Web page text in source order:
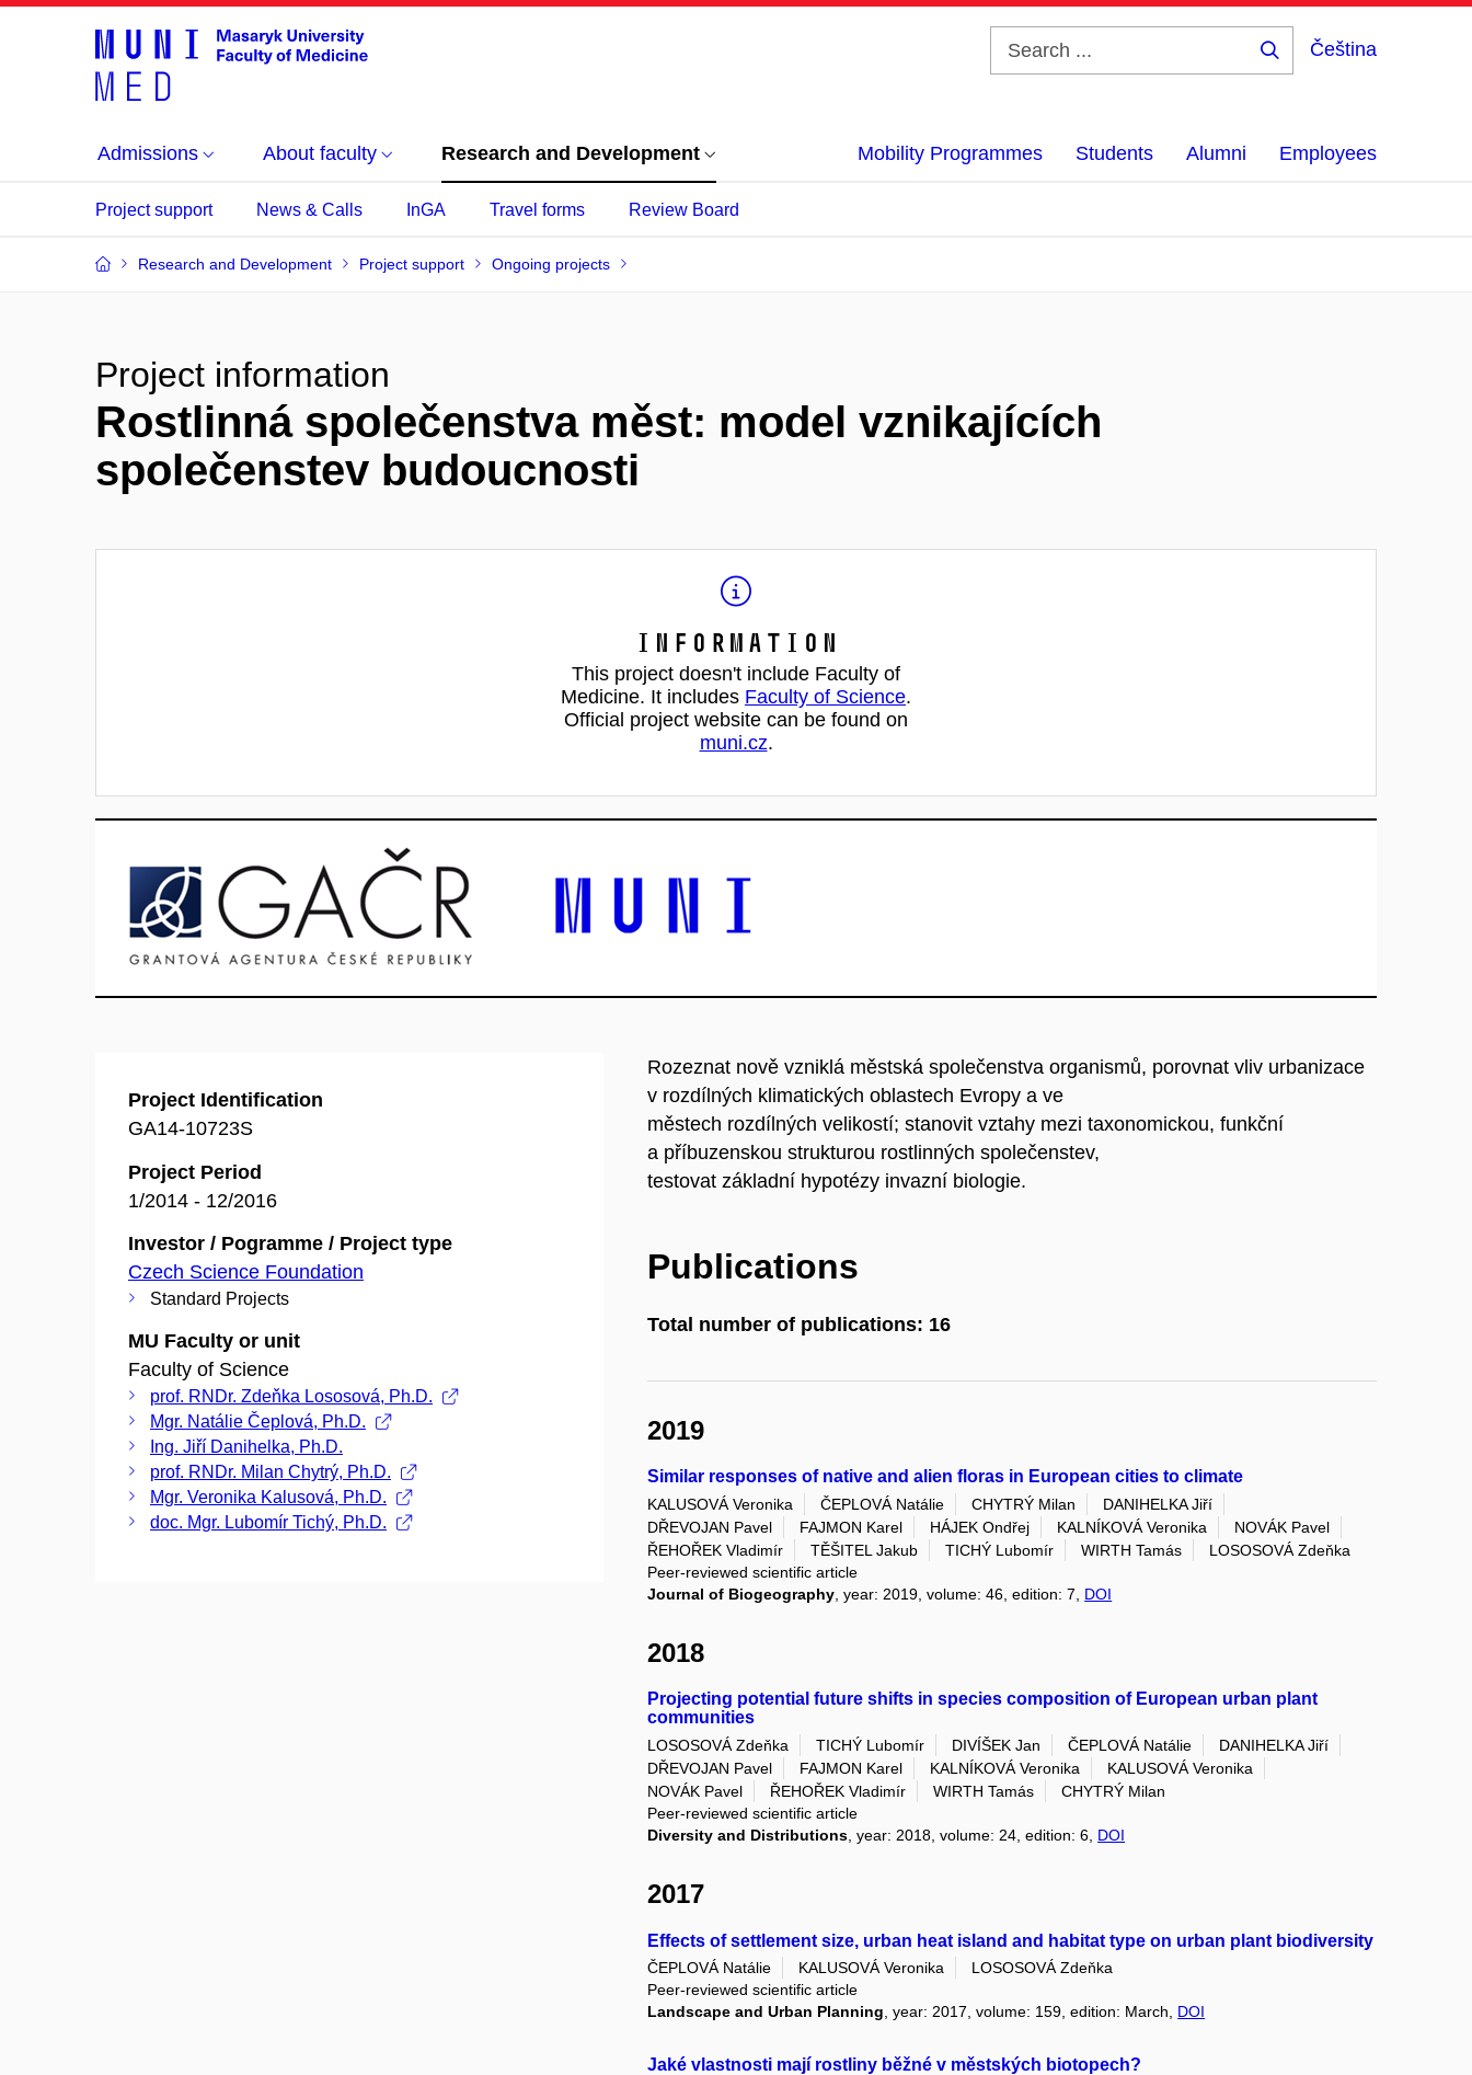
Čeština
Admissions About faculty Research and Development Mobility Programmes Students Alumni Employees
Project support News & Calls InGA Travel forms Review Board
Research and Development Project support Ongoing projects
Project information
Rostlinná společenstva měst: model vznikajících
společenstev budoucnosti
Information
This project doesn't include Faculty of
Medicine. It includes Faculty of Science.
Official project website can be found on
muni.cz.
Project Identification
GA14-10723S
Project Period
1/2014 - 12/2016
Investor / Pogramme / Project type
Czech Science Foundation
Standard Projects
MU Faculty or unit
Faculty of Science
prof. RNDr. Zdeňka Lososová, Ph.D.
Mgr. Natálie Čeplová, Ph.D.
Ing. Jiří Danihelka, Ph.D.
prof. RNDr. Milan Chytrý, Ph.D.
Mgr. Veronika Kalusová, Ph.D.
doc. Mgr. Lubomír Tichý, Ph.D.
Rozeznat nově vzniklá městská společenstva organismů, porovnat vliv urbanizace
v rozdílných klimatických oblastech Evropy a ve
městech rozdílných velikostí; stanovit vztahy mezi taxonomickou, funkční
a příbuzenskou strukturou rostlinných společenstev,
testovat základní hypotézy invazní biologie.
Publications
Total number of publications: 16
2019
Similar responses of native and alien floras in European cities to climate
KALUSOVÁ Veronika ČEPLOVÁ Natálie CHYTRÝ Milan
DANIHELKA Jiří
DŘEVOJAN Pavel
FAJMON Karel HÁJEK Ondřej KALNÍKOVÁ Veronika
NOVÁK Pavel
ŘEHOŘEK Vladimír
TĚŠITEL Jakub TICHÝ Lubomír WIRTH Tamás
LOSOSOVÁ Zdeňka
Peer-reviewed scientific article
Journal of Biogeography, year: 2019, volume: 46, edition: 7, DOI
2018
Projecting potential future shifts in species composition of European urban plant
communities
LOSOSOVÁ Zdeňka TICHÝ Lubomír DIVÍŠEK Jan ČEPLOVÁ Natálie
DANIHELKA Jiří
DŘEVOJAN Pavel
FAJMON Karel KALNÍKOVÁ Veronika
KALUSOVÁ Veronika
NOVÁK Pavel
ŘEHOŘEK Vladimír WIRTH Tamás
CHYTRÝ Milan
Peer-reviewed scientific article
Diversity and Distributions, year: 2018, volume: 24, edition: 6, DOI
2017
Effects of settlement size, urban heat island and habitat type on urban plant biodiversity
ČEPLOVÁ Natálie KALUSOVÁ Veronika
LOSOSOVÁ Zdeňka
Peer-reviewed scientific article
Landscape and Urban Planning , year: 2017, volume: 159, edition: March, DOI
Jaké vlastnosti mají rostliny běžné v městských biotopech?